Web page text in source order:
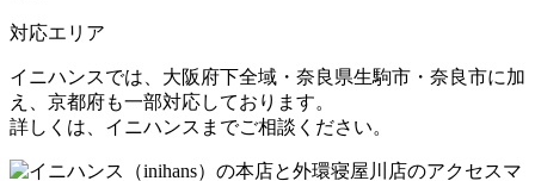
対応エリア
イニハンスでは、大阪府下全域・奈良県生駒市・奈良市に加
え、京都府も一部対応しております。
詳しくは、イニハンスまでご相談ください。